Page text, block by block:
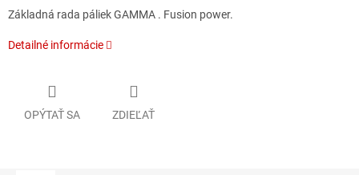
Základná rada páliek GAMMA . Fusion power.
Detailné informácie
OPÝTAŤ SA ZDIEĽAŤ